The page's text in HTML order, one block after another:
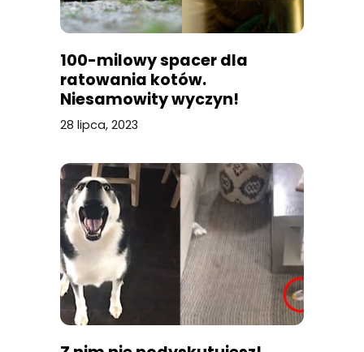
100-milowy spacer dla
ratowania kotów.
Niesamowity wyczyn!
28 lipca, 2023